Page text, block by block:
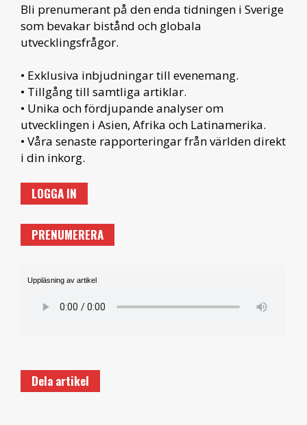
Bli prenumerant på den enda tidningen i Sverige
som bevakar bistånd och globala
utvecklingsfrågor.
• Exklusiva inbjudningar till evenemang.
• Tillgång till samtliga artiklar.
• Unika och fördjupande analyser om
utvecklingen i Asien, Afrika och Latinamerika.
• Våra senaste rapporteringar från världen direkt
i din inkorg.
LOGGA IN
PRENUMERERA
Uppläsning av artikel
Dela artikel